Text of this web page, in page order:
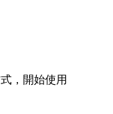
，開始使用